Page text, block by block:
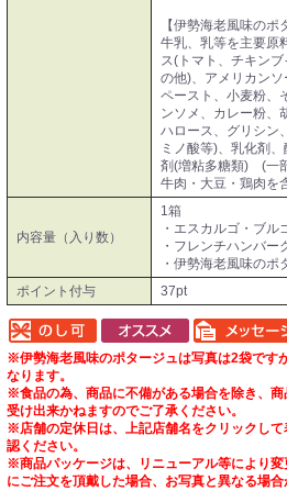
【伊勢海老風味のポ
牛乳、乳等を主要原
ス(トマト、チキン
の他)、アメリカン
ペースト、小麦粉、
ンソメ、カレー粉、
ハロース、グリシン
ミノ酸等)、乳化剤
剤(増粘多糖類) (一
牛肉・大豆・鶏肉を
内容量（入り数）
1箱
・エスカルゴ・ブ
・フレンチハンバー
・伊勢海老風味の
ポイント付与
37pt
※伊勢海老風味のポタージュは写真は2袋です
なります。
※食品の為、商品に不備がある場合を除き、
受け出来かねますのでご了承ください。
※店舗の定休日は、上記店舗名をクリックし
認ください。
※商品パッケージは、リニューアル等により
にご注文を頂戴した場合、お写真と異なる場合